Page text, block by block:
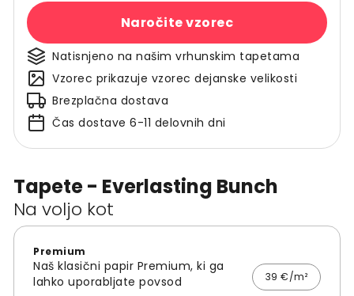
Tapete - Everlasting Bunch
Na voljo kot
Premium
Naš klasični papir Premium, ki ga
lahko uporabljate povsod
39 €/m²
Naročite vzorec
Natisnjeno na našim vrhunskim tapetama
Vzorec prikazuje vzorec dejanske velikosti
Brezplačna dostava
Čas dostave 6-11 delovnih dni